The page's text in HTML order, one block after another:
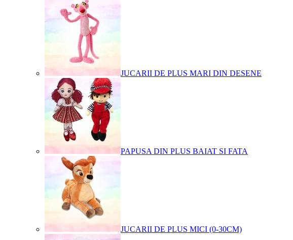
JUCARII DE PLUS MARI DIN DESENE
PAPUSA DIN PLUS BAIAT SI FATA
JUCARII DE PLUS MICI (0-30CM)